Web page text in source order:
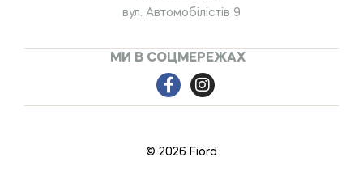
вул. Автомобілістів 9
МИ В СОЦМЕРЕЖАХ
© 2026 Fiord